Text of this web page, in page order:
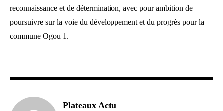
reconnaissance et de détermination, avec pour ambition de
poursuivre sur la voie du développement et du progrès pour la
commune Ogou 1.
Plateaux Actu